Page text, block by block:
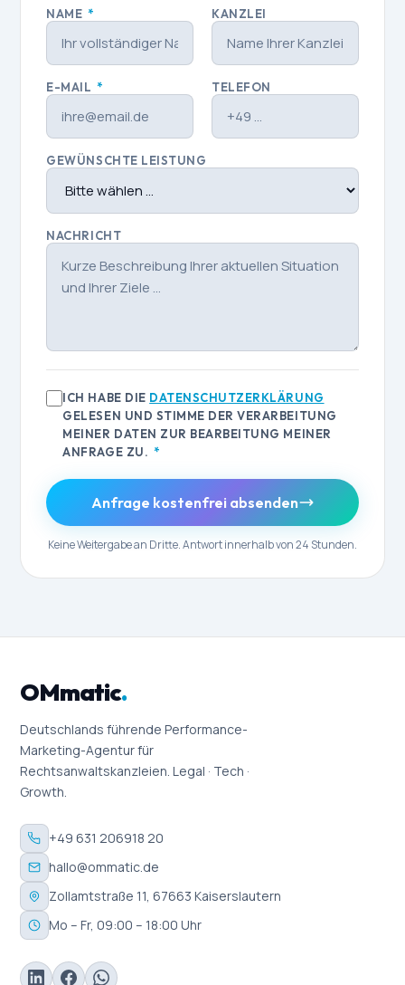
NAME * KANZLEI
E-MAIL * TELEFON
GEWÜNSCHTE LEISTUNG
NACHRICHT
ICH HABE DIE DATENSCHUTZERKLÄRUNG
GELESEN UND STIMME DER VERARBEITUNG
MEINER DATEN ZUR BEARBEITUNG MEINER
ANFRAGE ZU. *
Anfrage kostenfrei absenden
Keine Weitergabe an Dritte. Antwort innerhalb von 24 Stunden.
OMmatic.
Deutschlands führende Performance-
Marketing-Agentur für
Rechtsanwaltskanzleien. Legal · Tech ·
Growth.
+49 631 206918 20
hallo@ommatic.de
Zollamtstraße 11, 67663 Kaiserslautern
Mo – Fr, 09:00 – 18:00 Uhr